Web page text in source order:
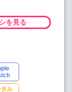
を見る
タル